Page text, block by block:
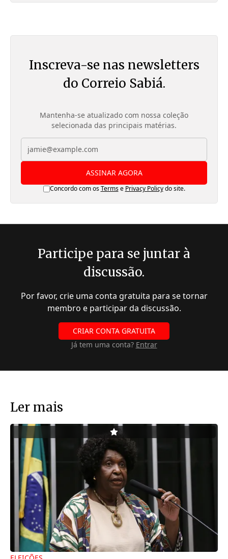
Inscreva-se nas newsletters
do Correio Sabiá.
Mantenha-se atualizado com nossa coleção
selecionada das principais matérias.
ASSINAR AGORA
Concordo com osTermse Privacy Policydo site.
Participe para se juntar à
discussão.
Por favor, crie uma conta gratuita para se tornar
membro e participar da discussão.
CRIAR CONTA GRATUITA
Já tem uma conta? Entrar
Ler mais